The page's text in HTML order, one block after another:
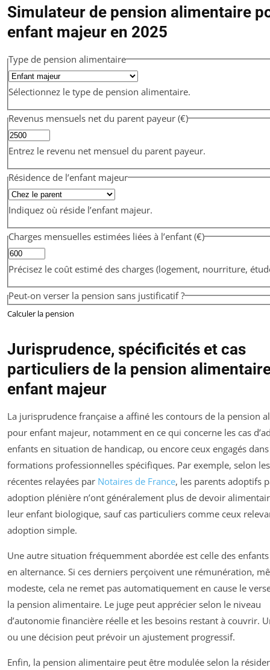
Simulateur de pension alimentaire
enfant majeur en 2025
Type de pension alimentaire
Sélectionnez le type de pension alimentaire.
Revenus mensuels net du parent payeur (€)
Entrez le revenu net mensuel du parent payeur.
Résidence de l’enfant majeur
Indiquez où réside l’enfant majeur.
Charges mensuelles estimées liées à l’enfant (€)
Précisez le coût estimé des charges (logement, nourriture,
Peut-on verser la pension sans justificatif ?
Calculer la pension
Jurisprudence, spécificités et cas
particuliers de la pension
enfant majeur
La jurisprudence française a affiné les contours de la pension
pour enfant majeur, notamment en ce qui concerne les cas
enfants en situation de handicap, ou encore ceux engagés
formations professionnelles spécifiques. Par exemple, selon
récentes relayées par Notaires de France, les parents adoptifs
adoption plénière n’ont généralement plus de devoir
leur enfant biologique, sauf cas particuliers comme ceux
adoption simple.
Une autre situation fréquemment abordée est celle des
en alternance. Si ces derniers perçoivent une rémunération,
modeste, cela ne remet pas automatiquement en cause le
la pension alimentaire. Le juge peut apprécier selon le niveau
d’autonomie financière réelle et les besoins restant à couvrir.
ou une décision peut prévoir un ajustement progressif.
Enfin, la pension alimentaire peut être modulée selon la